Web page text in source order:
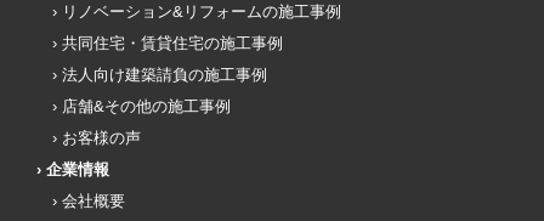
リノベーション&リフォームの施工事例
共同住宅・賃貸住宅の施工事例
法人向け建築請負の施工事例
店舗&その他の施工事例
お客様の声
企業情報
会社概要